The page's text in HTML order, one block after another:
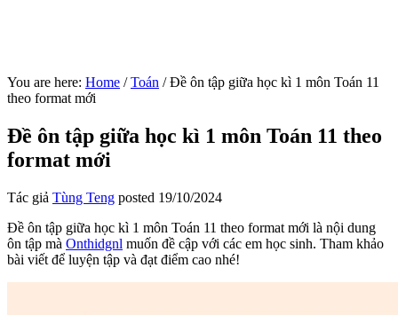
You are here: Home / Toán /Đề ôn tập giữa học kì 1 môn Toán 11
theo format mới
Đề ôn tập giữa học kì 1 môn Toán 11 theo
format mới
Tác giả Tùng Teng posted 19/10/2024
Đề ôn tập giữa học kì 1 môn Toán 11 theo format mới là nội dung
ôn tập mà Onthidgnl muốn đề cập với các em học sinh. Tham khảo
bài viết để luyện tập và đạt điểm cao nhé!